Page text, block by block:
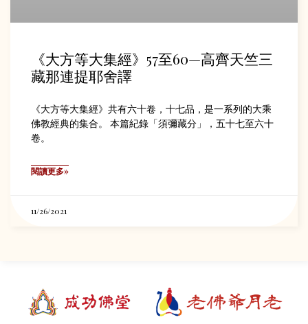
《大方等大集經》57至60—高齊天竺三
藏那連提耶舍譯
《大方等大集經》共有六十卷，十七品，是一系列的大乘
佛教經典的集合。 本篇紀錄「須彌藏分」，五十七至六十
卷。
閱讀更多»
11/26/2021